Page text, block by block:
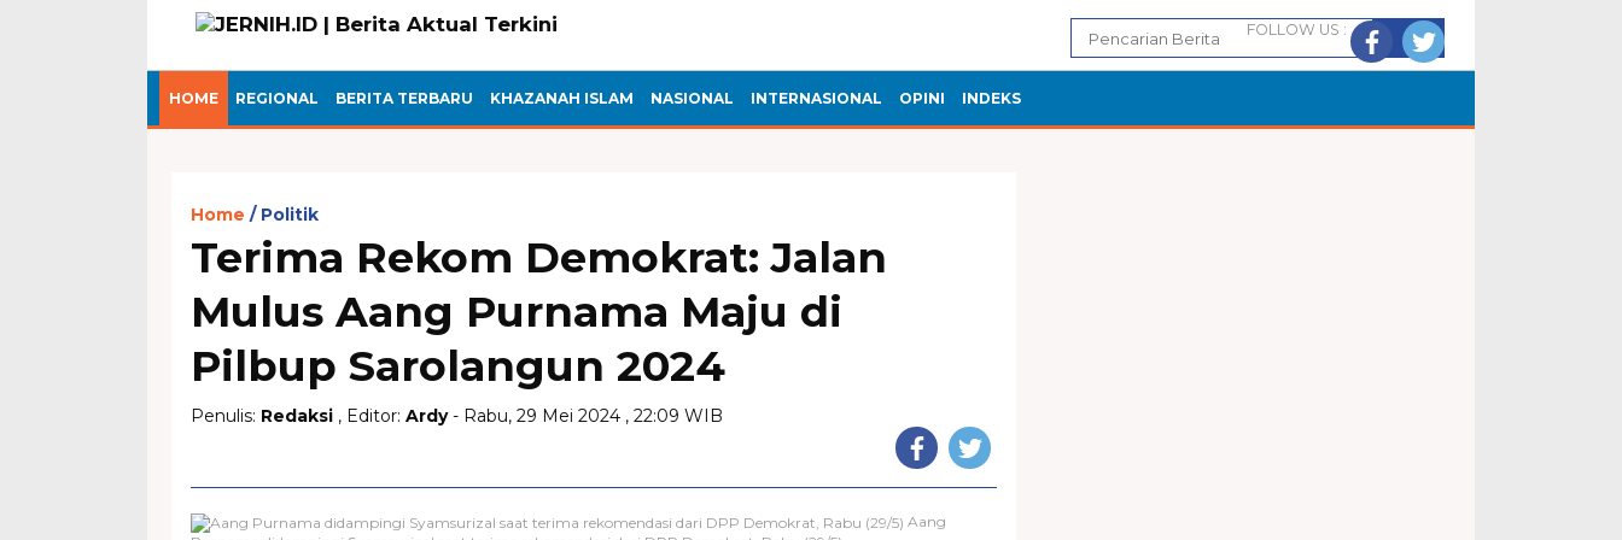
FOLLOW US :
HOME REGIONAL BERITA TERBARU KHAZANAH ISLAM NASIONAL INTERNASIONAL OPINI INDEKS
Home Politik
Terima Rekom Demokrat: Jalan
Mulus Aang Purnama Maju di
Pilbup Sarolangun 2024
Penulis: Redaksi , Editor: Ardy- Rabu, 29 Mei 2024 , 22:09 WIB
Aang